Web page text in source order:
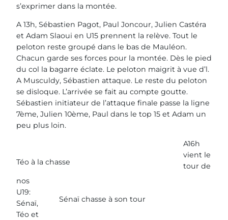
s’exprimer dans la montée.
A 13h, Sébastien Pagot, Paul Joncour, Julien Castéra
et Adam Slaoui en U15 prennent la relève. Tout le
peloton reste groupé dans le bas de Mauléon.
Chacun garde ses forces pour la montée. Dès le pied
du col la bagarre éclate. Le peloton maigrit à vue d’l.
A Musculdy, Sébastien attaque. Le reste du peloton
se disloque. L’arrivée se fait au compte goutte.
Sébastien initiateur de l’attaque finale passe la ligne
7ème, Julien 10ème, Paul dans le top 15 et Adam un
peu plus loin.
Téo à la chasse
Sénaï chasse à son tour
A16h
vient le
tour de
nos
U19:
Sénaï,
Téo et